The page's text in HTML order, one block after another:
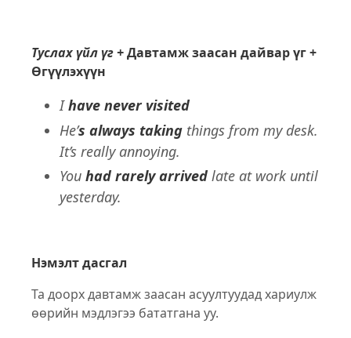
Туслах үйл үг +Давтамж заасан дайвар үг +
Өгүүлэхүүн
Ihave never visited
He’s always taking things from my desk.
It’s really annoying.
You had rarely arrived late at work until
yesterday.
Нэмэлт дасгал
Та доорх давтамж заасан асуултуудад хариулж
өөрийн мэдлэгээ бататгана уу.